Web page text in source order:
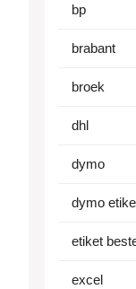
bp
brabant
broek
dhl
dymo
dymo
etiket
excel